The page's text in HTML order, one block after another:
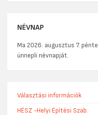
NÉVNAP
Ma 2026. augusztus 7.
ünnepli névnapját.
Választási információk
HÉSZ -Helyi Építési Szab.